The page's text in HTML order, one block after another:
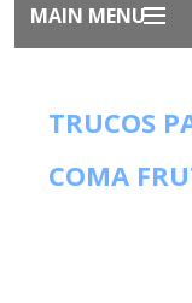
MAIN MENU
TRUCOS
COMA